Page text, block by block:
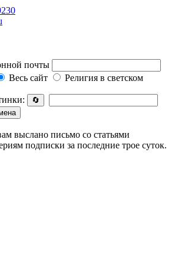
почты
Весь сайт
Религия в светском
🔄
выслано письмо со статьями
подписки за последние трое суток.